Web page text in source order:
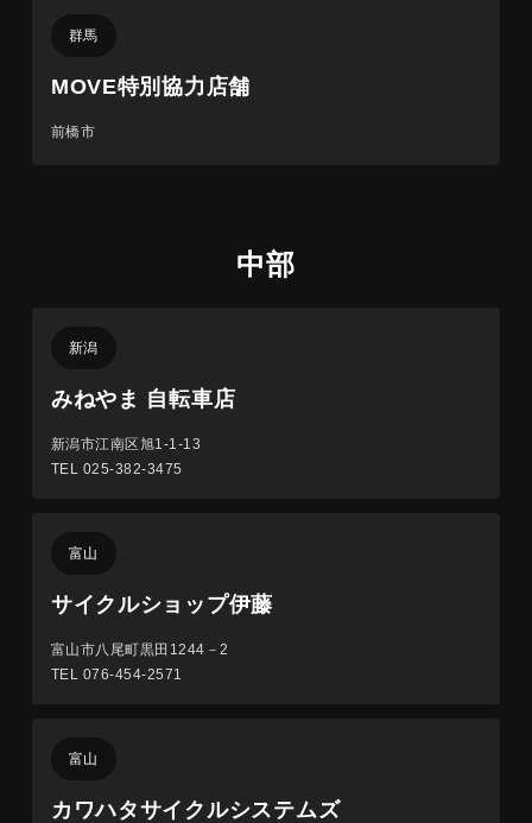
群馬
MOVE特別協力店舗
前橋市
中部
新潟
みねやま 自転車店
新潟市江南区旭1-1-13
TEL 025-382-3475
富山
サイクルショップ伊藤
富山市八尾町黒田1244－2
TEL 076-454-2571
富山
カワハタサイクルシステムズ